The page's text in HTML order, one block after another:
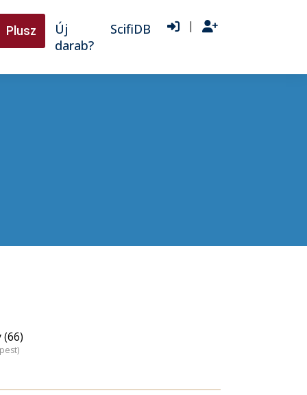
Plusz
Új
darab?
ScifiDB |